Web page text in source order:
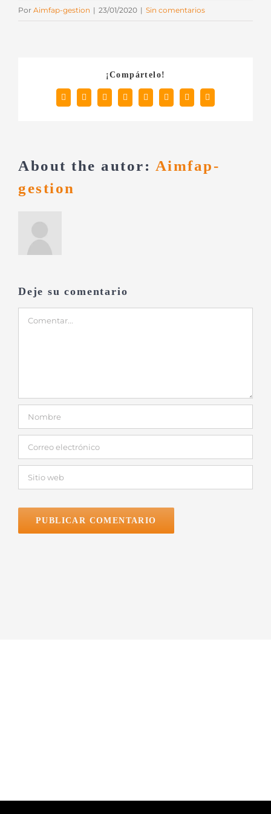
Por Aimfap-gestion | 23/01/2020 | Sin comentarios
¡Compártelo!
Facebook
X RedditLinkedInTumblrPinterest
Vk
Correo
electrónico
About the autor: Aimfap-
gestion
Deje su comentario
Comentar